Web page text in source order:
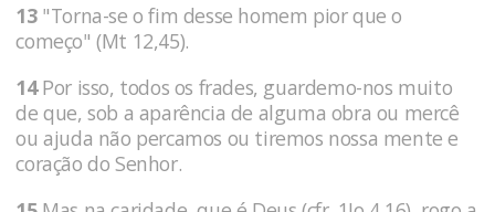
13"Torna-se o fim desse homem pior que o
começo" (Mt 12,45).
14Por isso, todos os frades, guardemo-nos muito
de que, sob a aparência de alguma obra ou mercê
ou ajuda não percamos ou tiremos nossa mente e
coração do Senhor.